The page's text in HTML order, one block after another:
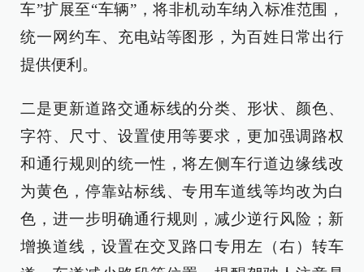
车”扩展至“车辆”，将非机动车纳入标准范围，
统一网约车、充电站等图形，为百姓日常出行
提供便利。
二是更新道路交通标线的分类、形状、颜色、
字符、尺寸、设置使用等要求，更加强调路权
和通行规则的统一性，将左侧车行道边缘线改
为黄色，停靠站标线、专用车道线等均改为白
色，进一步明确通行规则，减少逆行风险；新
增换道线，设置在交叉路口专用左（右）转车